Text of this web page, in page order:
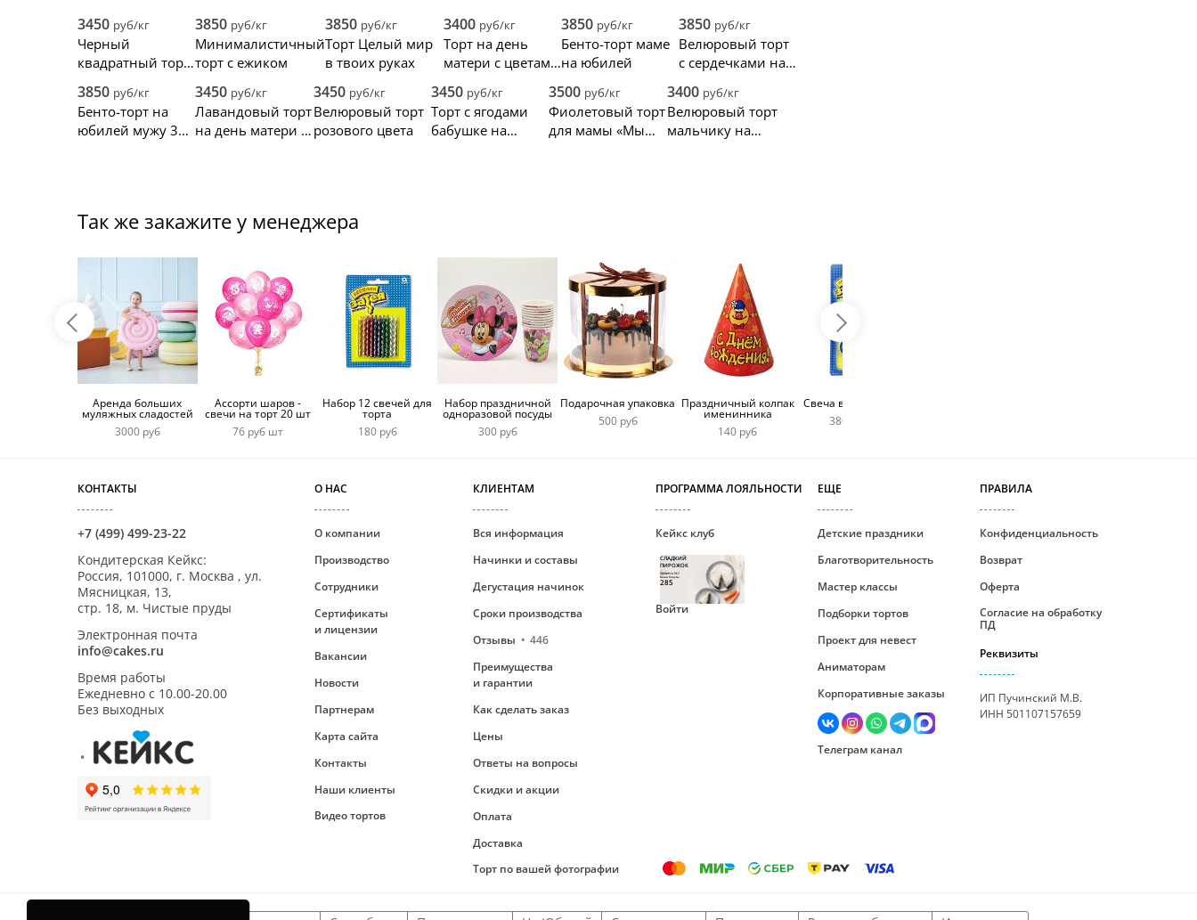
3450 руб/кг
Черный
квадратный торт
мужчине
3850 руб/кг
Минималистичный
торт с ежиком
3850 руб/кг
Торт Целый мир
в твоих руках
3400 руб/кг
Торт на день
матери с цветами
3850 руб/кг
Бенто-торт маме
на юбилей
3850 руб/кг
Велюровый торт
с сердечками на
3850 руб/кг
Бенто-торт на
юбилей мужу 30
3450 руб/кг
Лавандовый торт
на день матери с
3450 руб/кг
Велюровый торт
розового цвета
3450 руб/кг
Торт с ягодами
бабушке на
3500 руб/кг
Фиолетовый торт
для мамы «Мы
3400 руб/кг
Велюровый торт
мальчику на
Так же закажите у менеджера
Аренда больших
муляжных сладостей
3000 руб
Ассорти шаров -
свечи на торт 20 шт
76 руб шт
Набор 12 свечей для
торта
180 руб
Набор праздничной
одноразовой посуды
300 руб
Подарочная упаковка
500 руб
Праздничный колпак
именинника
140 руб
Свеча в виде цифры
380 руб шт
КОНТАКТЫ
+7 (499) 499-23-22
Кондитерская Кейкс:
Россия, 101000, г. Москва , ул.
Мясницкая, 13,
стр. 18, м. Чистые пруды
Электронная почта
info@cakes.ru
Время работы
Ежедневно с 10.00-20.00
Без выходных
О НАС
О компании
Производство
Сотрудники
Сертификаты
и лицензии
Вакансии
Новости
Партнерам
Карта сайта
Контакты
Наши клиенты
Видео тортов
КЛИЕНТАМ
Вся информация
Начинки и составы
Дегустация начинок
Сроки производства
Отзывы
446
Преимущества
и гарантии
Как сделать заказ
Цены
Ответы на вопросы
Скидки и акции
Оплата
Доставка
Торт по вашей фотографии
ПРОГРАММА ЛОЯЛЬНОСТИ
Кейкс клуб
СЛАДКИЙ
ПИРОЖОК
Уровень №1
Ваши бонусы
285
Войти
ЕЩЕ
Детские праздники
Благотворительность
Мастер классы
Подборки тортов
Проект для невест
Аниматорам
Корпоративные заказы
Телеграм канал
ПРАВИЛА
Конфиденциальность
Возврат
Оферта
Согласие на обработку
ПД
Реквизиты
ИП Пучинский М.В.
ИНН 501107157659